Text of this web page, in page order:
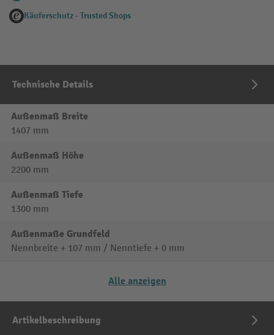
Käuferschutz - Trusted Shops
Technische Details
Außenmaß Breite
1407 mm
Außenmaß Höhe
2200 mm
Außenmaß Tiefe
1300 mm
Außenmaße Grundfeld
Nennbreite + 107 mm / Nenntiefe + 0 mm
Alle anzeigen
Artikelbeschreibung